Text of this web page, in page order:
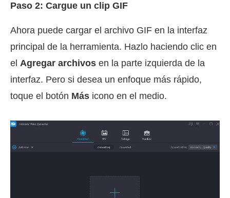
Paso 2: Cargue un clip GIF
Ahora puede cargar el archivo GIF en la interfaz
principal de la herramienta. Hazlo haciendo clic en
el Agregar archivos en la parte izquierda de la
interfaz. Pero si desea un enfoque más rápido,
toque el botón Más icono en el medio.